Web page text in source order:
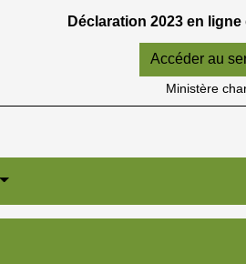
Déclaration 2023 en
Accéder au
Ministère